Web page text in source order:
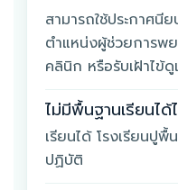
สามารถใช้ประกาศนี
ตำแหน่งผู้ช่วยการพ
คลินิก หรือรับเฝ้าไข้
ไม่มีพื้นฐานเรียนได้
เรียนได้ โรงเรียนปู
ปฏิบัติ